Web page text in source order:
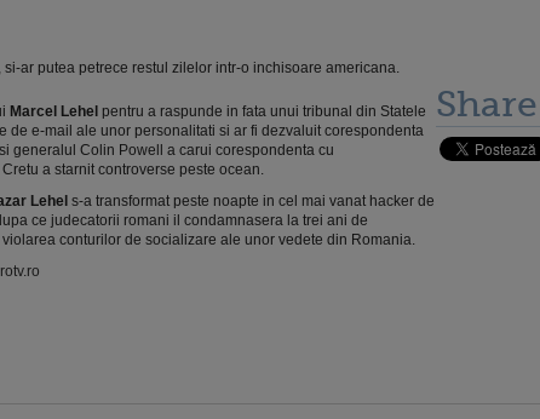
si-ar putea petrece restul zilelor intr-o inchisoare americana.
Marcel Lehel pentru a raspunde in fata unui tribunal din Statele
de e-mail ale unor personalitati si ar fi dezvaluit corespondenta
generalul Colin Powell a carui corespondenta cu
a starnit controverse peste ocean.
Lehel s-a transformat peste noapte in cel mai vanat hacker de
ce judecatorii romani il condamnasera la trei ani de
conturilor de socializare ale unor vedete din Romania.